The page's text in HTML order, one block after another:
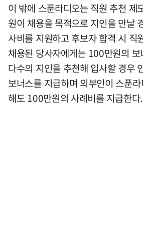
이 밖에 스푼라디오는 직원 추천 제
원이 채용을 목적으로 지인을 만날
사비를 지원하고 후보자 합격 시 직
채용된 당사자에게는 100만원의
다수의 지인을 추천해 입사할 경우
보너스를 지급하며 외부인이 스푼
해도 100만원의 사례비를 지급한다.